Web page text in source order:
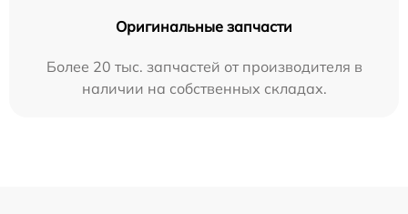
Оригинальные запчасти
Более 20 тыс. запчастей от производителя в
наличии на собственных складах.